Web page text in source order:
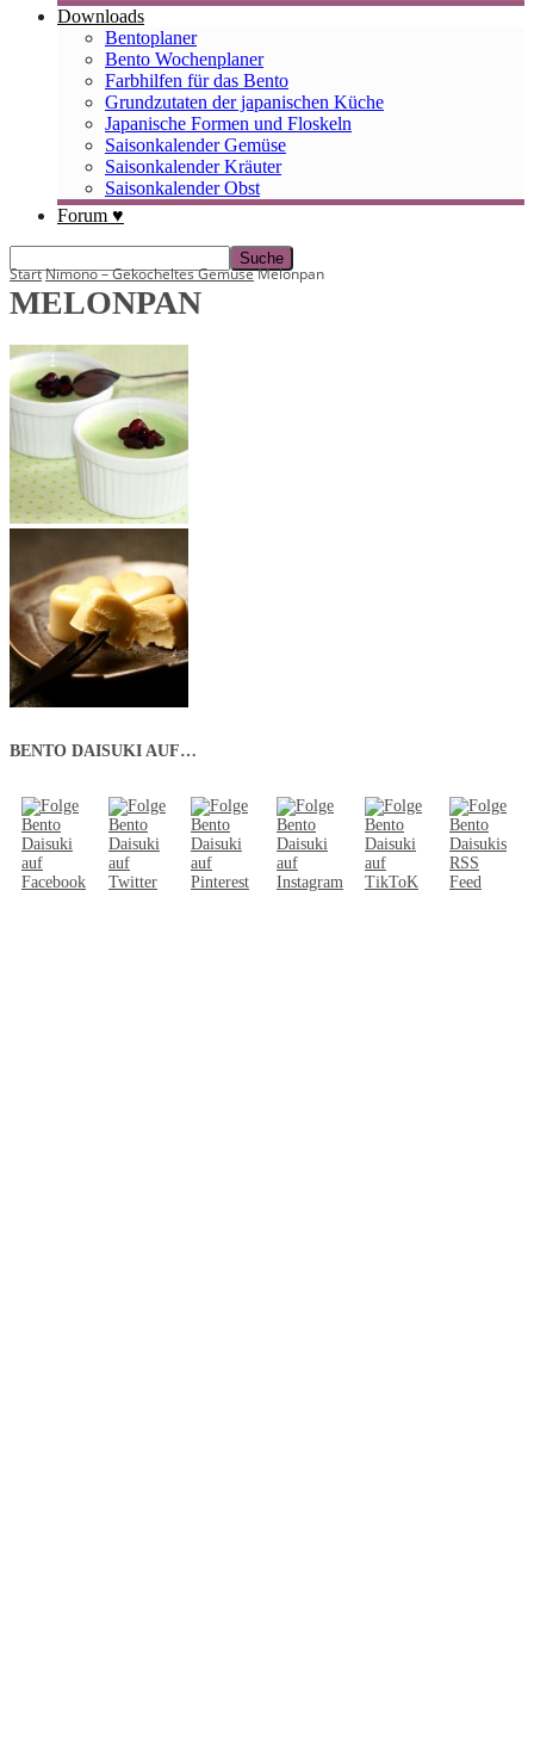
Downloads
Bentoplaner
Bento Wochenplaner
Farbhilfen für das Bento
Grundzutaten der japanischen Küche
Japanische Formen und Floskeln
Saisonkalender Gemüse
Saisonkalender Kräuter
Saisonkalender Obst
Forum ♥
StartNimono – Geköcheltes GemüseMelonpan
MELONPAN
BENTO DAISUKI AUF…